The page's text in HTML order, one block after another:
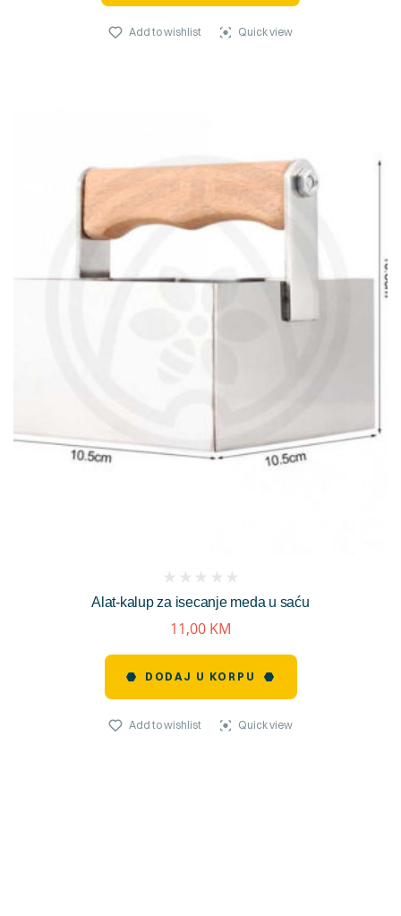
Add to wishlist Quick view
Alat-kalup za isecanje meda u saću
reviews)
11,00 KM
DODAJ U KORPU
Add to wishlist Quick view